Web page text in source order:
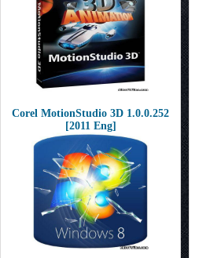
Corel MotionStudio 3D 1.0.0.252
[2011 Eng]